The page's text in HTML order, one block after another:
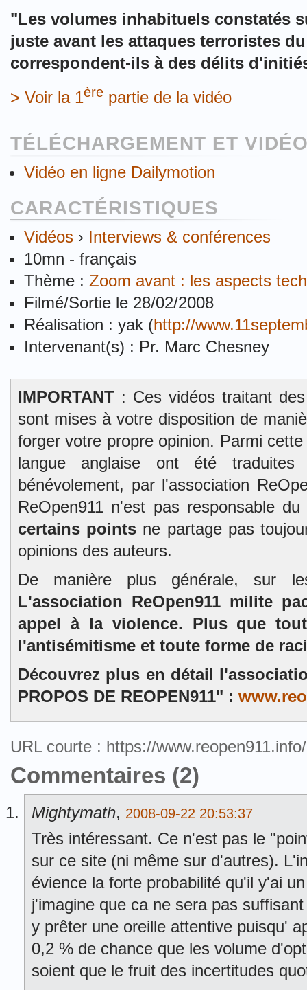
"Les volumes inhabituels constatés
juste avant les attaques terroristes
correspondent-ils à des délits
> Voir la 1ère partie de la vidéo
TÉLÉCHARGEMENT ET
Vidéo en ligne Dailymotion
CARACTÉRISTIQUES
Vidéos › Interviews & conférences
10mn - français
Thème : Zoom avant : les aspects
Filmé/Sortie le 28/02/2008
Réalisation : yak (http://
Intervenant(s) : Pr. Marc Chesney
IMPORTANT : Ces vidéos traitant
sont mises à votre disposition de
forger votre propre opinion. Parmi
langue anglaise ont été
bénévolement, par l'association
ReOpen911 n'est pas responsable
certains points ne partage pas
opinions des auteurs.
De manière plus générale, sur
L'association ReOpen911 milite
appel à la violence. Plus que
l'antisémitisme et toute forme de
Découvrez plus en détail
PROPOS DE REOPEN911" :
URL courte : https://
Commentaires (2)
Mightymath, 2008-09-22 20:53:37
Très intéressant. Ce n'est pas le
sur ce site (ni même sur d'autres).
évience la forte probabilité qu'il y'ai
j'imagine que ca ne sera pas
y prêter une oreille attentive puisqu'
0,2 % de chance que les volume
soient que le fruit des incertitudes